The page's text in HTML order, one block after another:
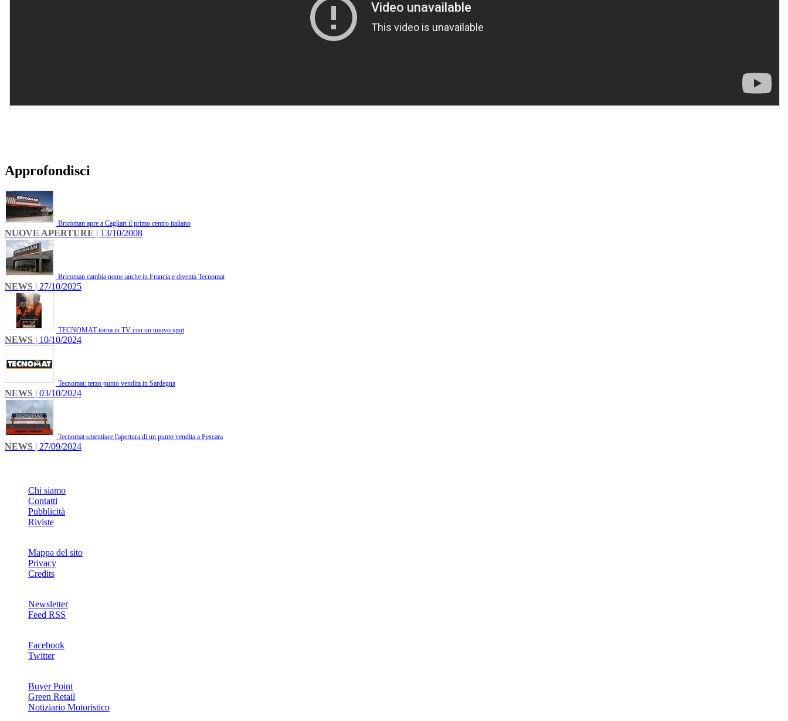
Approfondisci
Bricoman apre a Cagliari il primo centro italiano
NUOVE APERTURE | 13/10/2008
Bricoman cambia nome anche in Francia e diventa Tecnomat
NEWS | 27/10/2025
TECNOMAT torna in TV con un nuovo spot
NEWS | 10/10/2024
Tecnomat: terzo punto vendita in Sardegna
NEWS | 03/10/2024
Tecnomat smentisce l'apertura di un punto vendita a Pescara
NEWS | 27/09/2024
Chi siamo
Contatti
Pubblicità
Riviste
Mappa del sito
Privacy
Credits
Newsletter
Feed RSS
Facebook
Twitter
Buyer Point
Green Retail
Notiziario Motoristico